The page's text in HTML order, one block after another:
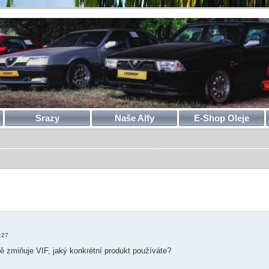
Srazy Naše Alfy E-Shop Oleje
zmiňuje VIF, jaký konkrétní produkt používáte?